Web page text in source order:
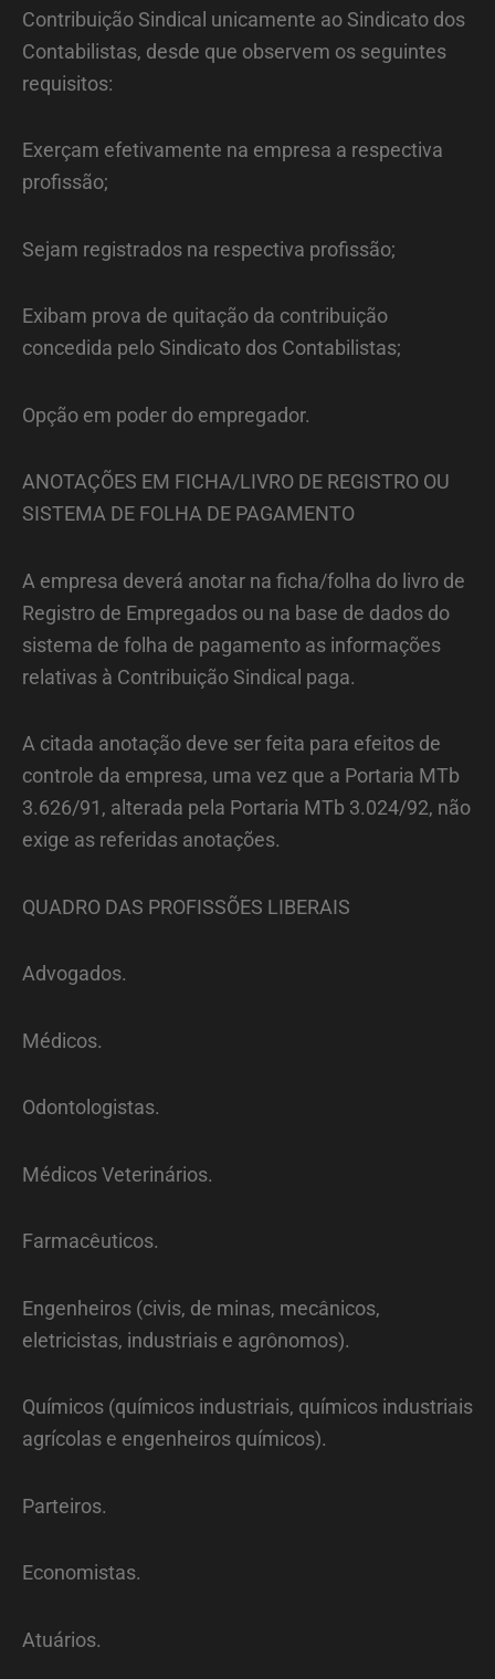
Contribuição Sindical unicamente ao Sindicato dos
Contabilistas, desde que observem os seguintes
requisitos:
Exerçam efetivamente na empresa a respectiva
profissão;
Sejam registrados na respectiva profissão;
Exibam prova de quitação da contribuição
concedida pelo Sindicato dos Contabilistas;
Opção em poder do empregador.
ANOTAÇÕES EM FICHA/LIVRO DE REGISTRO OU
SISTEMA DE FOLHA DE PAGAMENTO
A empresa deverá anotar na ficha/folha do livro de
Registro de Empregados ou na base de dados do
sistema de folha de pagamento as informações
relativas à Contribuição Sindical paga.
A citada anotação deve ser feita para efeitos de
controle da empresa, uma vez que a Portaria MTb
3.626/91, alterada pela Portaria MTb 3.024/92, não
exige as referidas anotações.
QUADRO DAS PROFISSÕES LIBERAIS
Advogados.
Médicos.
Odontologistas.
Médicos Veterinários.
Farmacêuticos.
Engenheiros (civis, de minas, mecânicos,
eletricistas, industriais e agrônomos).
Químicos (químicos industriais, químicos industriais
agrícolas e engenheiros químicos).
Parteiros.
Economistas.
Atuários.